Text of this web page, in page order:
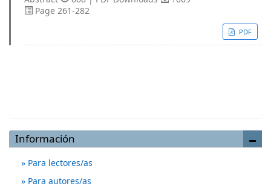
Page 261-282
PDF
Información
Para lectores/as
Para autores/as